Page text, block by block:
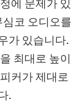
에 문제가
코 오디오
가 있습니다
최대로 높
커가 제대
.